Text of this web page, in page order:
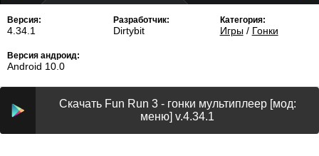
Версия:
4.34.1
Разработчик:
Dirtybit
Категория:
Игры/ Гонки
Версия андроид:
Android 10.0
Скачать Fun Run 3 - гонки мультиплеер [мод:
меню] v.4.34.1